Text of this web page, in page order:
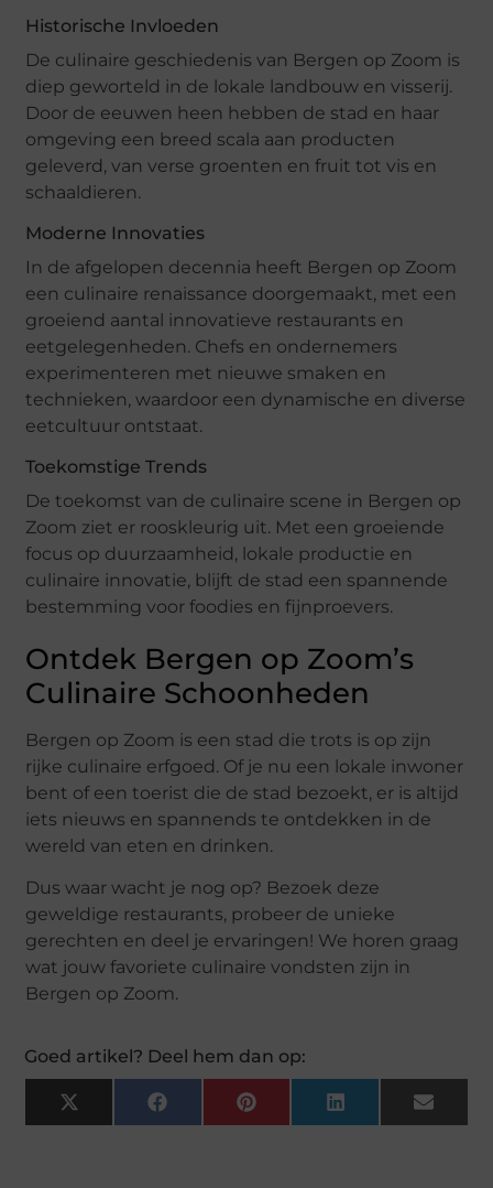
Historische Invloeden
De culinaire geschiedenis van Bergen op Zoom is
diep geworteld in de lokale landbouw en visserij.
Door de eeuwen heen hebben de stad en haar
omgeving een breed scala aan producten
geleverd, van verse groenten en fruit tot vis en
schaaldieren.
Moderne Innovaties
In de afgelopen decennia heeft Bergen op Zoom
een culinaire renaissance doorgemaakt, met een
groeiend aantal innovatieve restaurants en
eetgelegenheden. Chefs en ondernemers
experimenteren met nieuwe smaken en
technieken, waardoor een dynamische en diverse
eetcultuur ontstaat.
Toekomstige Trends
De toekomst van de culinaire scene in Bergen op
Zoom ziet er rooskleurig uit. Met een groeiende
focus op duurzaamheid, lokale productie en
culinaire innovatie, blijft de stad een spannende
bestemming voor foodies en fijnproevers.
Ontdek Bergen op Zoom’s
Culinaire Schoonheden
Bergen op Zoom is een stad die trots is op zijn
rijke culinaire erfgoed. Of je nu een lokale inwoner
bent of een toerist die de stad bezoekt, er is altijd
iets nieuws en spannends te ontdekken in de
wereld van eten en drinken.
Dus waar wacht je nog op? Bezoek deze
geweldige restaurants, probeer de unieke
gerechten en deel je ervaringen! We horen graag
wat jouw favoriete culinaire vondsten zijn in
Bergen op Zoom.
Goed artikel? Deel hem dan op:
X
(Twitter)
FacebookPinterestLinkedInEmail